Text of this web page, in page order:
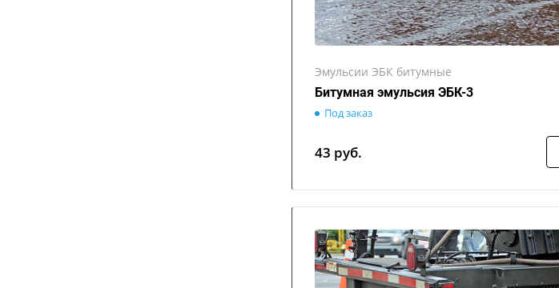
Эмульсии ЭБК битумные
Битумная эмульсия ЭБК-3
Под заказ
43 руб.